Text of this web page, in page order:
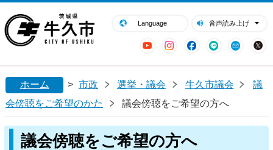
Language 音声読み上げ
YouTubeInstagram
Facebook
LINE Mail
閉じる
ホーム > 市政 選挙・議会 牛久市議会
議
会傍聴をご希望のかた
議会傍聴をご希望の方へ
議会傍聴をご希望の方へ